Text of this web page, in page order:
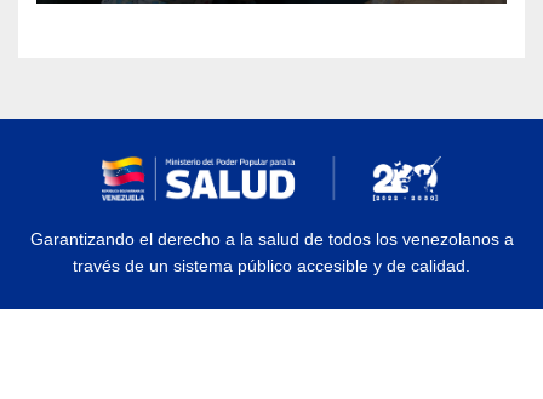
Garantizando el derecho a la salud de todos los venezolanos a
través de un sistema público accesible y de calidad.